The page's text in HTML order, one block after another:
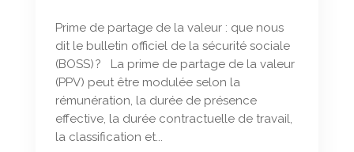
Prime de partage de la valeur : que nous
dit le bulletin officiel de la sécurité sociale
(BOSS) ? La prime de partage de la valeur
(PPV) peut être modulée selon la
rémunération, la durée de présence
effective, la durée contractuelle de travail,
la classification et...